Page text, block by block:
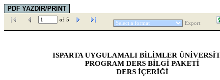
of 5
Export
ISPARTA UYGULAMALI BİLİMLER
PROGRAM DERS BİLGİ PAKETİ
DERS İÇERİĞİ